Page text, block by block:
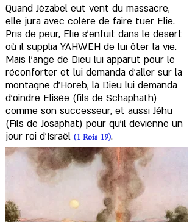
Quand Jézabel eut vent du massacre,
elle jura avec colère de faire tuer Elie.
Pris de peur, Elie s'enfuit dans le desert
où il supplia YAHWEH de lui ôter la vie.
Mais l'ange de Dieu lui apparut pour le
réconforter et lui demanda d'aller sur la
montagne d'Horeb, là Dieu lui demanda
d'oindre Elisée (fils de Schaphath)
comme son successeur, et aussi Jéhu
(Fils de Josaphat) pour qu’il devienne un
jour roi d'Israël (1 Rois 19).